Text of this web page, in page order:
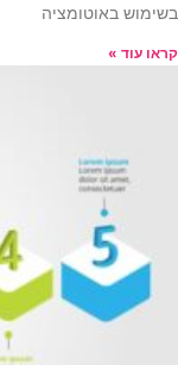
בשימוש באוטומציה
קראו עוד »